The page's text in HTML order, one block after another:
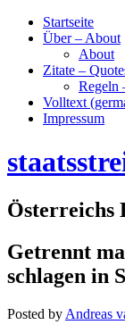
Startseite
Über – About
About
Zitate –
Regeln
Volltext
Impressum
Österreichs
Getrennt
schlagen in
Posted by Andreas